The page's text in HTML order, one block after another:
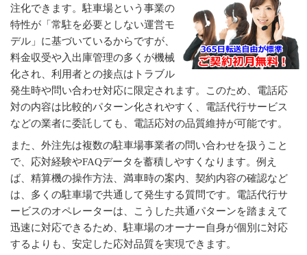
注化できます。駐車場という事業の
特性が「常駐を必要としない運営モ
デル」に基づいているからですが、
料金収受や入出庫管理の多くが機械
化され、利用者との接点はトラブル
発生時や問い合わせ対応に限定されます。このため、電話応
対の内容は比較的パターン化されやすく、電話代行サービス
などの業者に委託しても、電話応対の品質維持が可能です。
また、外注先は複数の駐車場事業者の問い合わせを扱うこと
で、応対経験やFAQデータを蓄積しやすくなります。例え
ば、精算機の操作方法、満車時の案内、契約内容の確認など
は、多くの駐車場で共通して発生する質問です。電話代行サ
ービスのオペレーターは、こうした共通パターンを踏まえて
迅速に対応できるため、駐車場のオーナー自身が個別に対応
するよりも、安定した応対品質を実現できます。